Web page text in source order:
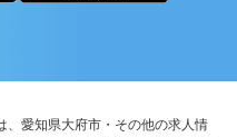
、愛知県大府市・その他の求人情